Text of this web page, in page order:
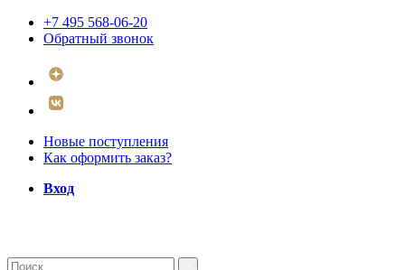
+7 495 568-06-20
Обратный звонок
Новые поступления
Как оформить заказ?
Вход